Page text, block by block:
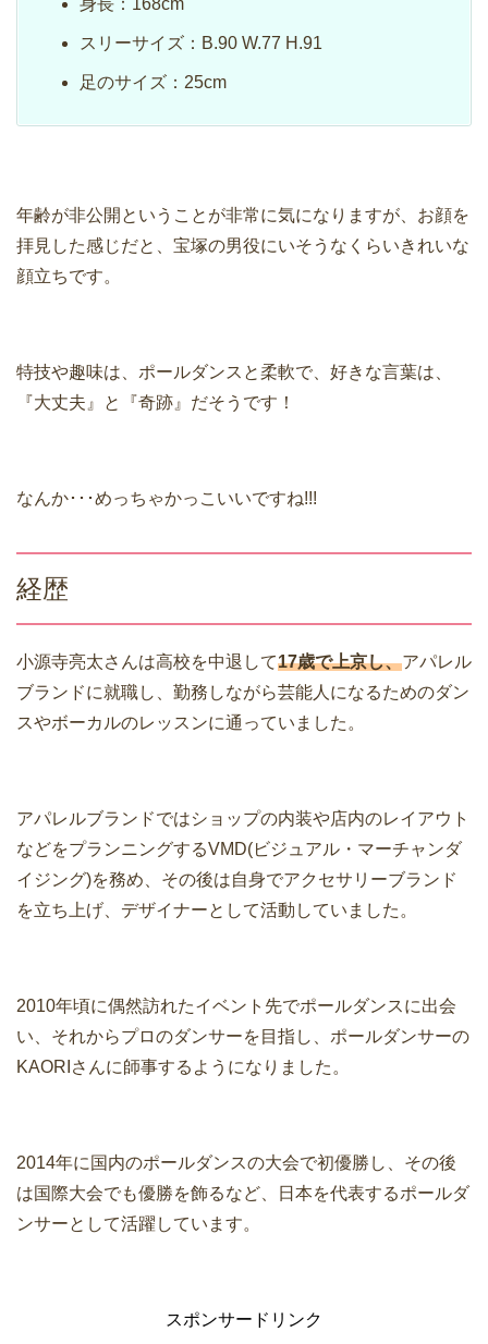
身長：168cm
スリーサイズ：B.90 W.77 H.91
足のサイズ：25cm
年齢が非公開ということが非常に気になりますが、お顔を
拝見した感じだと、宝塚の男役にいそうなくらいきれいな
顔立ちです。
特技や趣味は、ポールダンスと柔軟で、 好きな言葉は、
『大丈夫』と『奇跡』だそうです！
なんか･･･めっちゃかっこいいですね!!!
経歴
小源寺亮太さんは高校を中退して17歳で上京し、アパレル
ブランドに就職し、勤務しながら芸能人になるためのダン
スやボーカルのレッスンに通っていました。
アパレルブランドではショップの内装や店内のレイアウト
などをプランニングするVMD(ビジュアル・マーチャンダ
イジング)を務め、その後は自身でアクセサリーブランド
を立ち上げ、デザイナーとして活動していました。
2010年頃に偶然訪れたイベント先でポールダンスに出会
い、それからプロのダンサーを目指し、ポールダンサーの
KAORIさんに師事するようになりました。
2014年に国内のポールダンスの大会で初優勝し、その後
は国際大会でも優勝を飾るなど、日本を代表するポールダ
ンサーとして活躍しています。
スポンサードリンク